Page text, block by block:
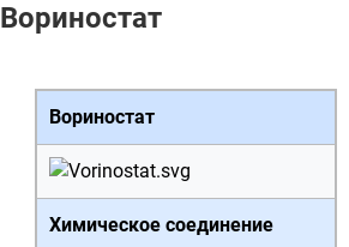
Вориностат
Вориностат
Химическое соединение